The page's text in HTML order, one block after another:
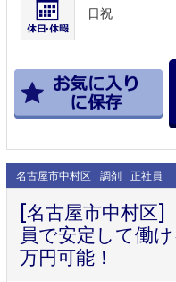
日祝
名古屋市中村区 調剤 正社員
[名古屋市中村区]
員で安定して働
万円可能！